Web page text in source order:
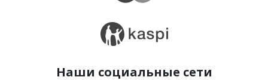
Наши социальные сети